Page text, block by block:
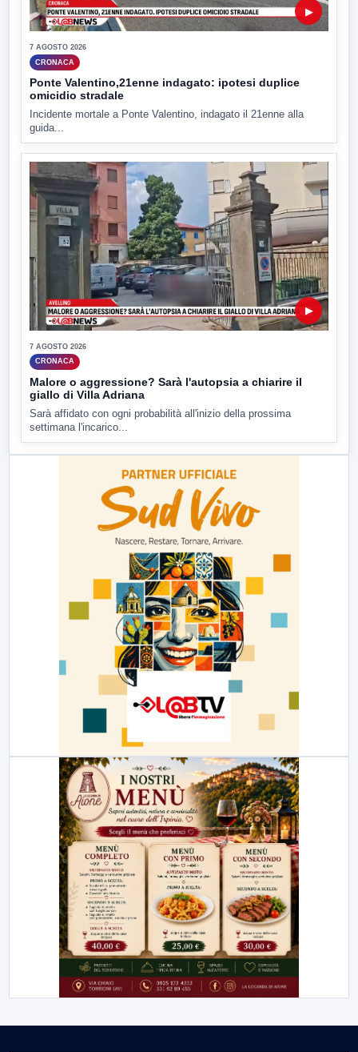
▶
7 AGOSTO 2026
CRONACA
Ponte Valentino,21enne indagato: ipotesi duplice
omicidio stradale
Incidente mortale a Ponte Valentino, indagato il 21enne alla
guida...
▶
7 AGOSTO 2026
CRONACA
Malore o aggressione? Sarà l'autopsia a chiarire il
giallo di Villa Adriana
Sarà affidato con ogni probabilità all'inizio della prossima
settimana l'incarico...